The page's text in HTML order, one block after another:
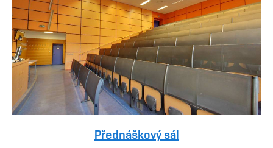
Přednáškový sál